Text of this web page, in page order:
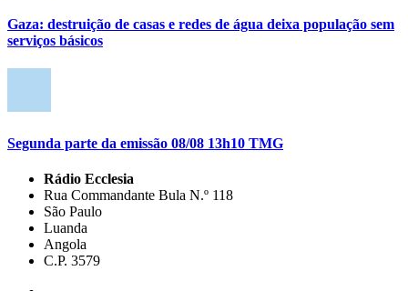
Gaza: destruição de casas e redes de água deixa população sem
serviços básicos
Segunda parte da emissão 08/08 13h10 TMG
Rádio Ecclesia
Rua Commandante Bula N.º 118
São Paulo
Luanda
Angola
C.P. 3579